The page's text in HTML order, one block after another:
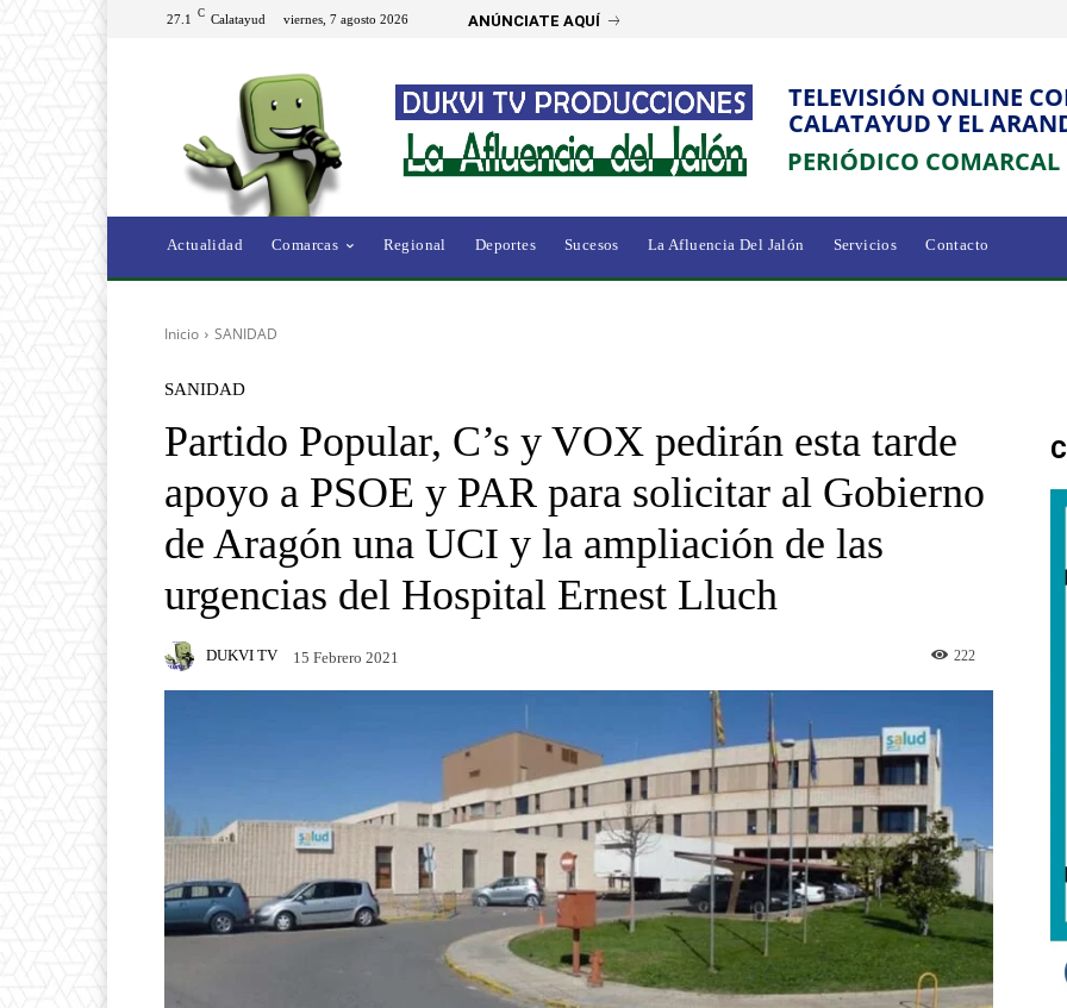
27.1 C Calatayud viernes, 7 agosto 2026 ANÚNCIATE AQUÍ
TELEVISIÓN ONLINE
CALATAYUD Y EL
PERIÓDICO
Actualidad Comarcas Regional Deportes Sucesos La Afluencia Del Jalón Servicios Contacto
Inicio SANIDAD
SANIDAD
Partido Popular, C’s y VOX pedirán esta tarde
apoyo a PSOE y PAR para solicitar al Gobierno
de Aragón una UCI y la ampliación de las
urgencias del Hospital Ernest Lluch
DUKVI TV 15 Febrero 2021 222